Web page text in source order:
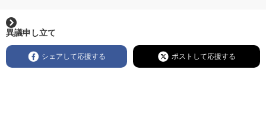
異議申し立て
シェアして応援する ポストして応援する